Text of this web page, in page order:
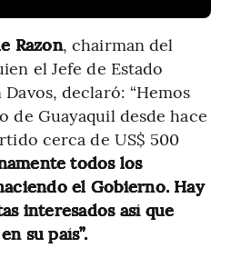
Razon, chairman del
el Jefe de Estado
declaró: “Hemos
de Guayaquil desde hace
cerca de US$ 500
todos los
el Gobierno. Hay
interesados así que
su país”.